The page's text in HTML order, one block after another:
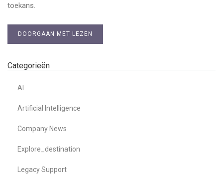
toekans.
DOORGAAN MET LEZEN
Categorieën
AI
Artificial Intelligence
Company News
Explore_destination
Legacy Support